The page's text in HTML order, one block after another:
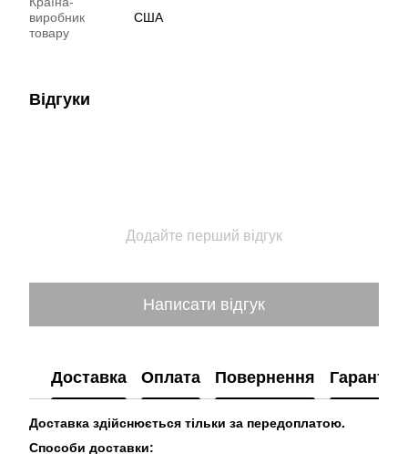
виробник
товару
США
Відгуки
Додайте перший відгук
Написати відгук
Доставка Оплата Повернення Гарантія
Доставка здійснюється тільки за передоплатою.
Способи доставки: